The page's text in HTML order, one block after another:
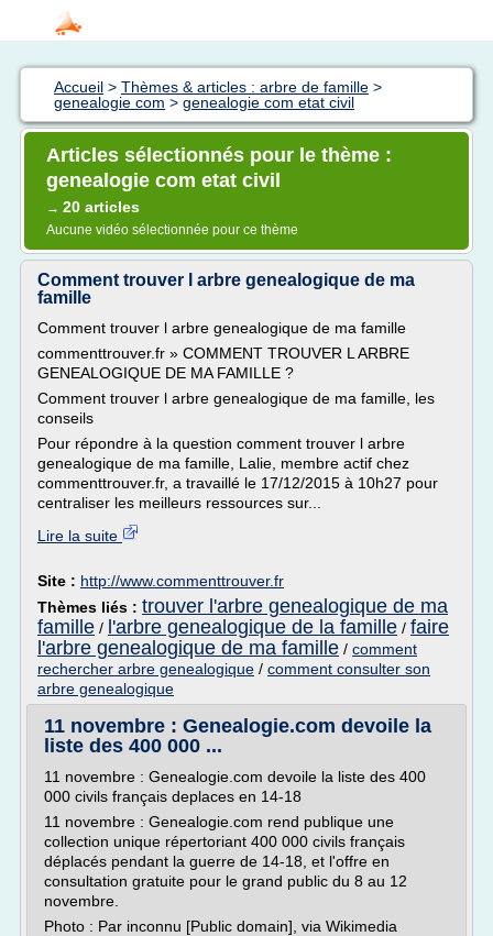
Accueil > Thèmes & articles : arbre de famille >
genealogie com > genealogie com etat civil
Articles sélectionnés pour le thème :
genealogie com etat civil
→ 20 articles
Aucune vidéo sélectionnée pour ce thème
Comment trouver l arbre genealogique de ma
famille
Comment trouver l arbre genealogique de ma famille
commenttrouver.fr » COMMENT TROUVER L ARBRE
GENEALOGIQUE DE MA FAMILLE ?
Comment trouver l arbre genealogique de ma famille, les
conseils
Pour répondre à la question comment trouver l arbre
genealogique de ma famille, Lalie, membre actif chez
commenttrouver.fr, a travaillé le 17/12/2015 à 10h27 pour
centraliser les meilleurs ressources sur...
Lire la suite
Site : http://www.commenttrouver.fr
Thèmes liés : trouver l'arbre genealogique de ma
famille / l'arbre genealogique de la famille / faire
l'arbre genealogique de ma famille / comment
rechercher arbre genealogique / comment consulter son
arbre genealogique
11 novembre : Genealogie.com devoile la
liste des 400 000 ...
11 novembre : Genealogie.com devoile la liste des 400
000 civils français deplaces en 14-18
11 novembre : Genealogie.com rend publique une
collection unique répertoriant 400 000 civils français
déplacés pendant la guerre de 14-18, et l'offre en
consultation gratuite pour le grand public du 8 au 12
novembre.
Photo : Par inconnu [Public domain], via Wikimedia